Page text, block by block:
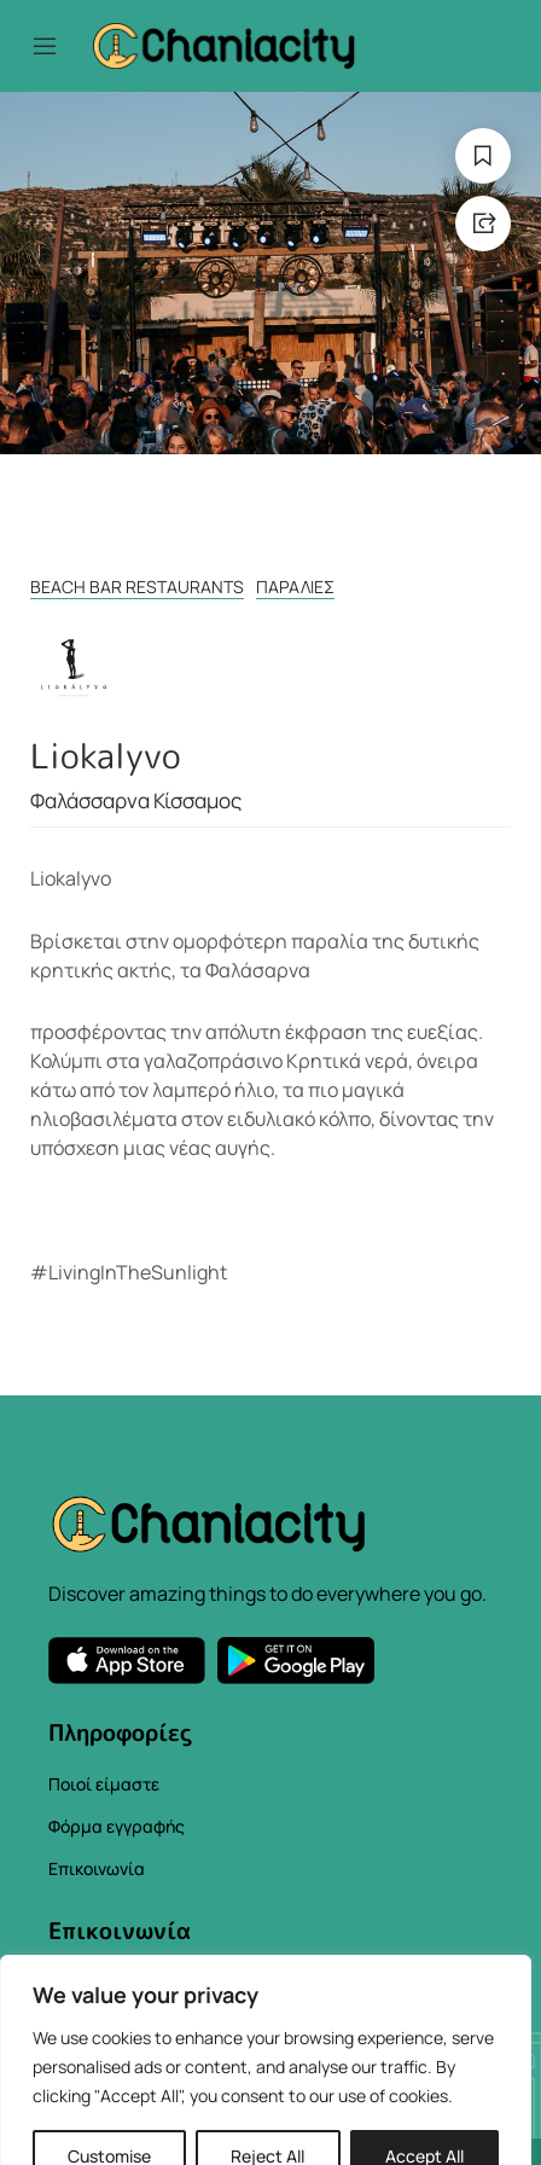
We value your privacy
We use cookies to enhance your browsing experience, serve
personalised ads or content, and analyse our traffic. By
clicking "Accept All", you consent to our use of cookies.
Customise Reject All Accept All
BEACH BAR RESTAURANTS ΠΑΡΑΛΊΕΣ
Liokalyvo
Φαλάσσαρνα Κίσσαμος
Liokalyvo
Βρίσκεται στην ομορφότερη παραλία της δυτικής
κρητικής ακτής, τα Φαλάσαρνα
προσφέροντας την απόλυτη έκφραση της ευεξίας.
Κολύμπι στα γαλαζοπράσινο Κρητικά νερά, όνειρα
κάτω από τον λαμπερό ήλιο, τα πιο μαγικά
ηλιοβασιλέματα στον ειδυλιακό κόλπο, δίνοντας την
υπόσχεση μιας νέας αυγής.
#LivingInTheSunlight
Discover amazing things to do everywhere you go.
Πληροφορίες
Ποιοί είμαστε
Φόρμα εγγραφής
Επικοινωνία
Επικοινωνία
info@chaniacityapp.gr